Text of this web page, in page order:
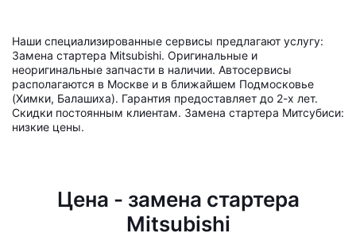
Наши специализированные сервисы предлагают услугу:
Замена стартера Mitsubishi. Оригинальные и
неоригинальные запчасти в наличии. Автосервисы
располагаются в Москве и в ближайшем Подмосковье
(Химки, Балашиха). Гарантия предоставляет до 2-х лет.
Скидки постоянным клиентам. Замена стартера Митсубиси:
низкие цены.
Цена - замена стартера
Mitsubishi